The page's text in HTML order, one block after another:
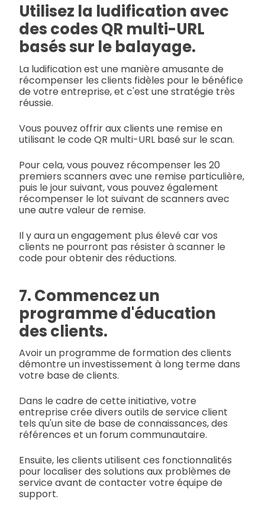
Utilisez la ludification avec
des codes QR multi-URL
basés sur le balayage.
La ludification est une manière amusante de
récompenser les clients fidèles pour le bénéfice
de votre entreprise, et c'est une stratégie très
réussie.
Vous pouvez offrir aux clients une remise en
utilisant le code QR multi-URL basé sur le scan.
Pour cela, vous pouvez récompenser les 20
premiers scanners avec une remise particulière,
puis le jour suivant, vous pouvez également
récompenser le lot suivant de scanners avec
une autre valeur de remise.
Il y aura un engagement plus élevé car vos
clients ne pourront pas résister à scanner le
code pour obtenir des réductions.
7. Commencez un
programme d'éducation
des clients.
Avoir un programme de formation des clients
démontre un investissement à long terme dans
votre base de clients.
Dans le cadre de cette initiative, votre
entreprise crée divers outils de service client
tels qu'un site de base de connaissances, des
références et un forum communautaire.
Ensuite, les clients utilisent ces fonctionnalités
pour localiser des solutions aux problèmes de
service avant de contacter votre équipe de
support.